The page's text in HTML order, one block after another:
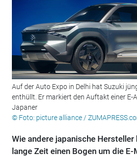
Auf der Auto Expo in Delhi hat Suzuki
enthüllt. Er markiert den Auftakt einer E-
Japaner
© Foto: picture alliance /
Wie andere japanische Hersteller
lange Zeit einen Bogen um die